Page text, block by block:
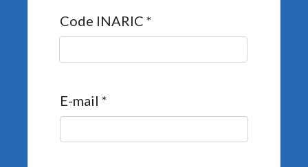
Code INARIC *
E-mail *